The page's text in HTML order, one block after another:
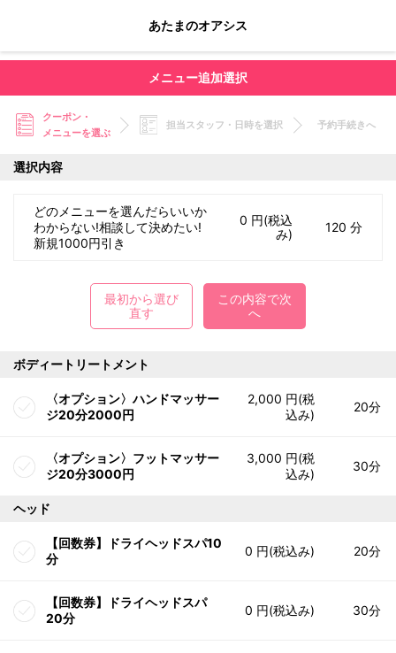
あたまのオアシス
メニュー追加選択
クーポン・
メニューを選ぶ
担当スタッフ・日時を選択 予約手続きへ
選択内容
どのメニューを選んだらいいか
わからない!相談して決めたい!
新規1000円引き
0 円(税込
み)
120 分
最初から選び
直す
この内容で次
へ
ボディートリートメント
〈オプション〉ハンドマッサー
ジ20分2000円
2,000 円(税
込み)
20分
〈オプション〉フットマッサー
ジ20分3000円
3,000 円(税
込み)
30分
ヘッド
【回数券】ドライヘッドスパ10
分
0 円(税込み) 20分
【回数券】ドライヘッドスパ
20分
0 円(税込み) 30分